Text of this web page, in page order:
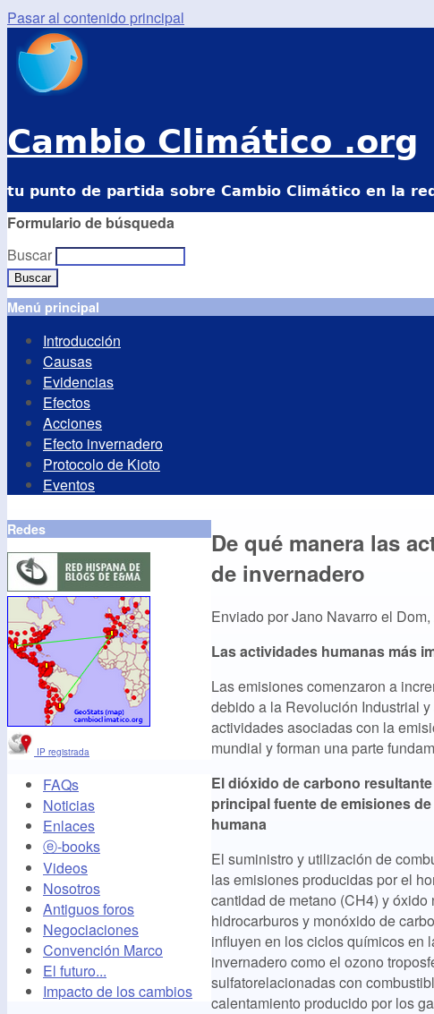
Pasar al contenido principal
Cambio Climático .org
tu punto de partida sobre Cambio Climático en la red
Formulario de búsqueda
Buscar
Menú principal
Introducción
Causas
Evidencias
Efectos
Acciones
Efecto invernadero
Protocolo de Kioto
Eventos
De qué manera las
de invernadero
Enviado porJano Navarro el
Las actividades humanas más
Las emisiones comenzaron a
debido a la Revolución Industrial
actividades asociadas con la
mundial y forman una parte
El dióxido de carbono
principal fuente de emisiones
humana
El suministro y utilización de
las emisiones producidas por el
cantidad de metano (CH4) y
hidrocarburos y monóxido de
influyen en los ciclos químicos en
invernadero como el ozono
sulfatorelacionadas con
calentamiento producido por los
Redes
IP registrada
FAQs
Noticias
Enlaces
ⓔ-books
Videos
Nosotros
Antiguos foros
Negociaciones
Convención Marco
El futuro...
Impacto de los cambios